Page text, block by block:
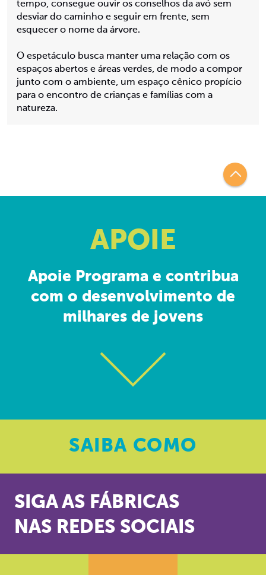
tempo, consegue ouvir os conselhos da avó sem
desviar do caminho e seguir em frente, sem
esquecer o nome da árvore.
O espetáculo busca manter uma relação com os
espaços abertos e áreas verdes, de modo a compor
junto com o ambiente, um espaço cênico propício
para o encontro de crianças e famílias com a
natureza.
APOIE
Apoie Programa e contribua
com o desenvolvimento de
milhares de jovens
SAIBA COMO
SIGA AS FÁBRICAS
NAS REDES SOCIAIS